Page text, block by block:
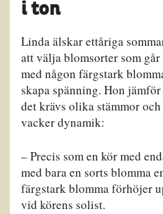
i ton
Linda älskar ettåriga
att välja blomsorter som
med någon färgstark
skapa spänning. Hon
det krävs olika stämmor
vacker dynamik:
– Precis som en kör med
med bara en sorts blomma
färgstark blomma förhöjer
vid körens solist.